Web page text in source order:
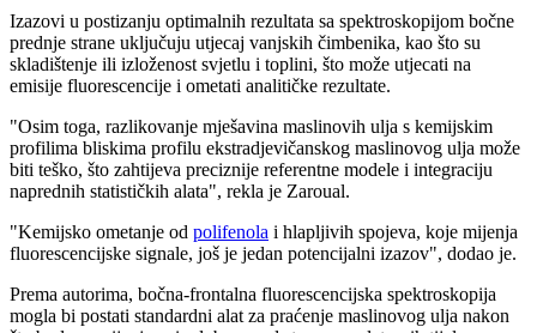
Izazovi u postizanju optimalnih rezultata sa spektroskopijom bočne
prednje strane uključuju utjecaj vanjskih čimbenika, kao što su
skladištenje ili izloženost svjetlu i toplini, što može utjecati na
emisije fluorescencije i ometati analitičke rezultate.
"Osim toga, razlikovanje mješavina maslinovih ulja s kemijskim
profilima bliskima profilu ekstradjevičanskog maslinovog ulja može
biti teško, što zahtijeva preciznije referentne modele i integraciju
naprednih statističkih alata", rekla je Zaroual.
"Kemijsko ometanje od polifenola i hlapljivih spojeva, koje mijenja
fluorescencijske signale, još je jedan potencijalni izazov", dodao je.
Prema autorima, bočna-frontalna fluorescencijska spektroskopija
mogla bi postati standardni alat za praćenje maslinovog ulja nakon